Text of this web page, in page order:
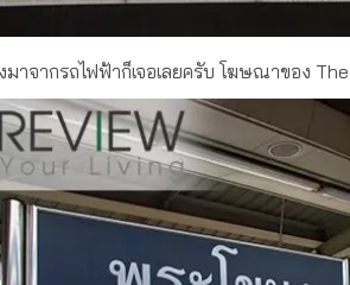
มาจากรถไฟฟ้าก็เจอเลยครับ โฆษณาของ